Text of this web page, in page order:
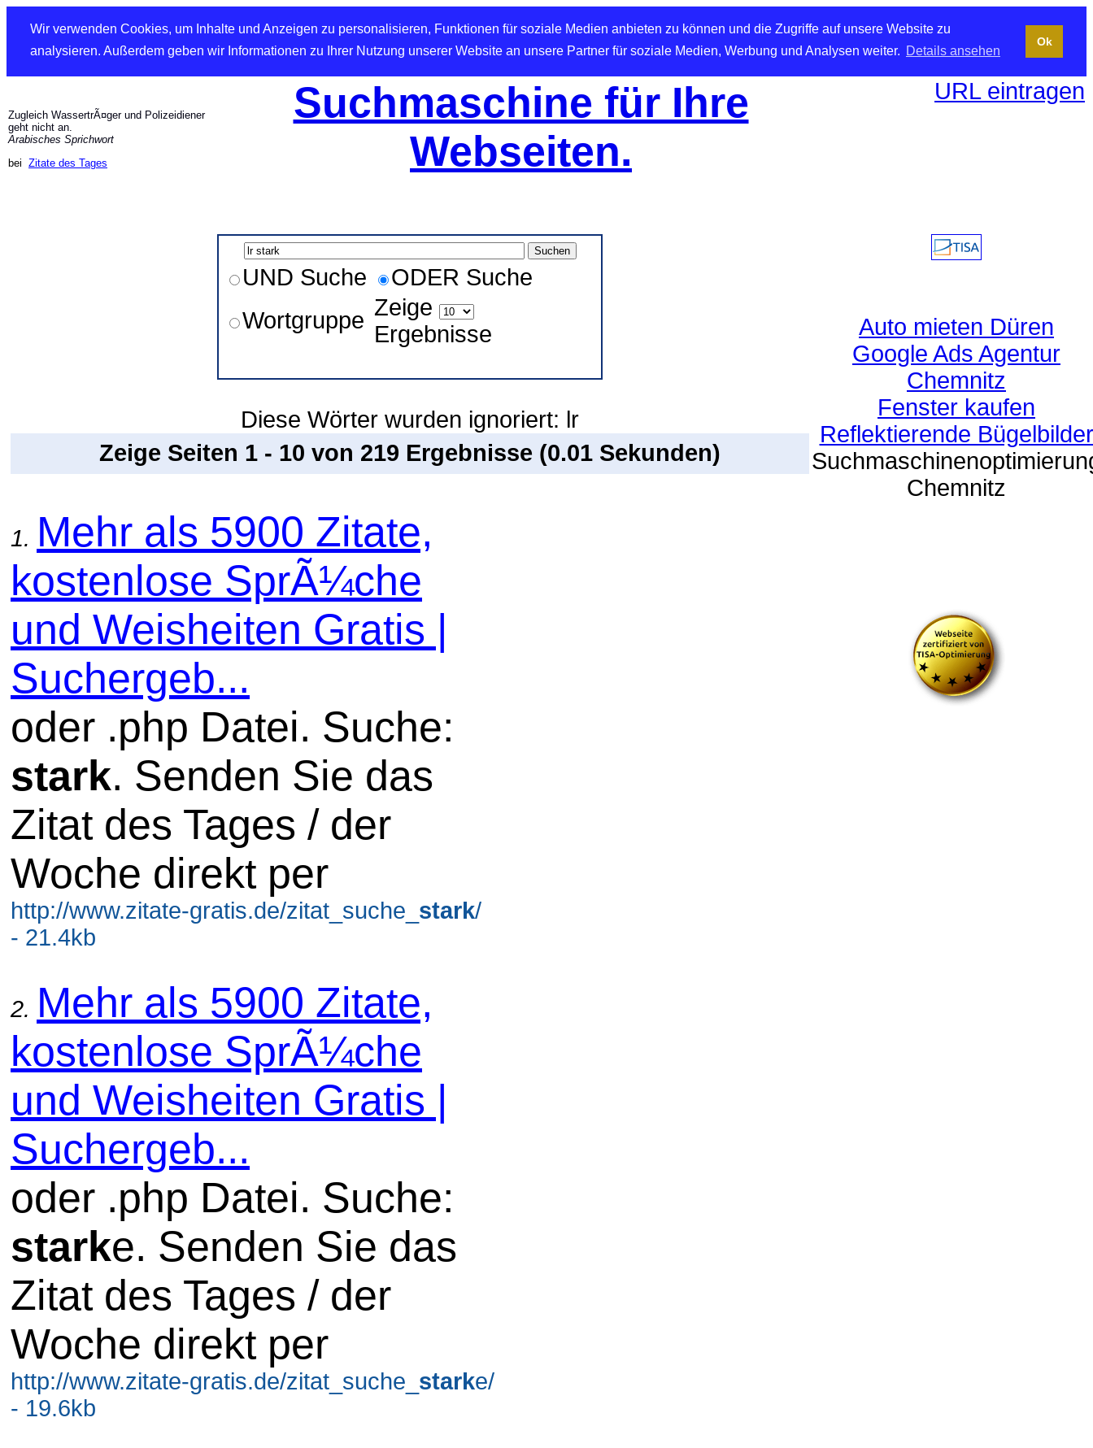
Wir verwenden Cookies, um Inhalte und Anzeigen zu personalisieren, Funktionen für soziale Medien anbieten zu können und die Zugriffe auf unsere Website zu
analysieren. Außerdem geben wir Informationen zu Ihrer Nutzung unserer Website an unsere Partner für soziale Medien, Werbung und Analysen weiter. Details ansehen
Ok
Zugleich WassertrÃ¤ger und Polizeidiener
geht nicht an.
Arabisches Sprichwort
bei Zitate des Tages
Suchmaschine für Ihre
Webseiten.
URL eintragen
UND Suche
ODER Suche
Wortgruppe Zeige
Ergebnisse
Diese Wörter wurden ignoriert: lr
Zeige Seiten 1 - 10 von 219 Ergebnisse (0.01 Sekunden)
1. Mehr als 5900 Zitate,
kostenlose SprÃ¼che
und Weisheiten Gratis |
Suchergeb...
oder .php Datei. Suche:
stark. Senden Sie das
Zitat des Tages / der
Woche direkt per
http://www.zitate-gratis.de/zitat_suche_ stark/
- 21.4kb
2. Mehr als 5900 Zitate,
kostenlose SprÃ¼che
und Weisheiten Gratis |
Suchergeb...
oder .php Datei. Suche:
starke. Senden Sie das
Zitat des Tages / der
Woche direkt per
http://www.zitate-gratis.de/zitat_suche_ starke/
- 19.6kb
Auto mieten Düren
Google Ads Agentur
Chemnitz
Fenster kaufen
Reflektierende Bügelbilder
Chemnitz